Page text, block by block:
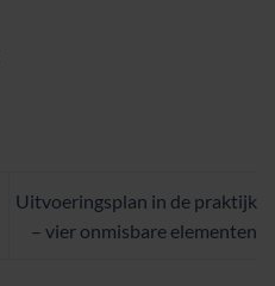
Uitvoeringsplan in de praktijk
– vier onmisbare elementen